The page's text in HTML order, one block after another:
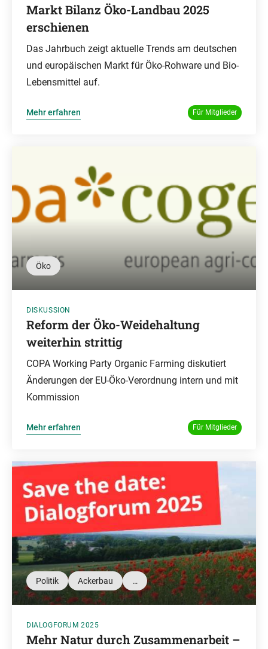
Markt Bilanz Öko-Landbau 2025
erschienen
Das Jahrbuch zeigt aktuelle Trends am deutschen
und europäischen Markt für Öko-Rohware und Bio-
Lebensmittel auf.
Mehr erfahren Für Mitglieder
Öko
DISKUSSION
Reform der Öko-Weidehaltung
weiterhin strittig
COPA Working Party Organic Farming diskutiert
Änderungen der EU-Öko-Verordnung intern und mit
Kommission
Mehr erfahren Für Mitglieder
Politik Ackerbau …
DIALOGFORUM 2025
Mehr Natur durch Zusammenarbeit –